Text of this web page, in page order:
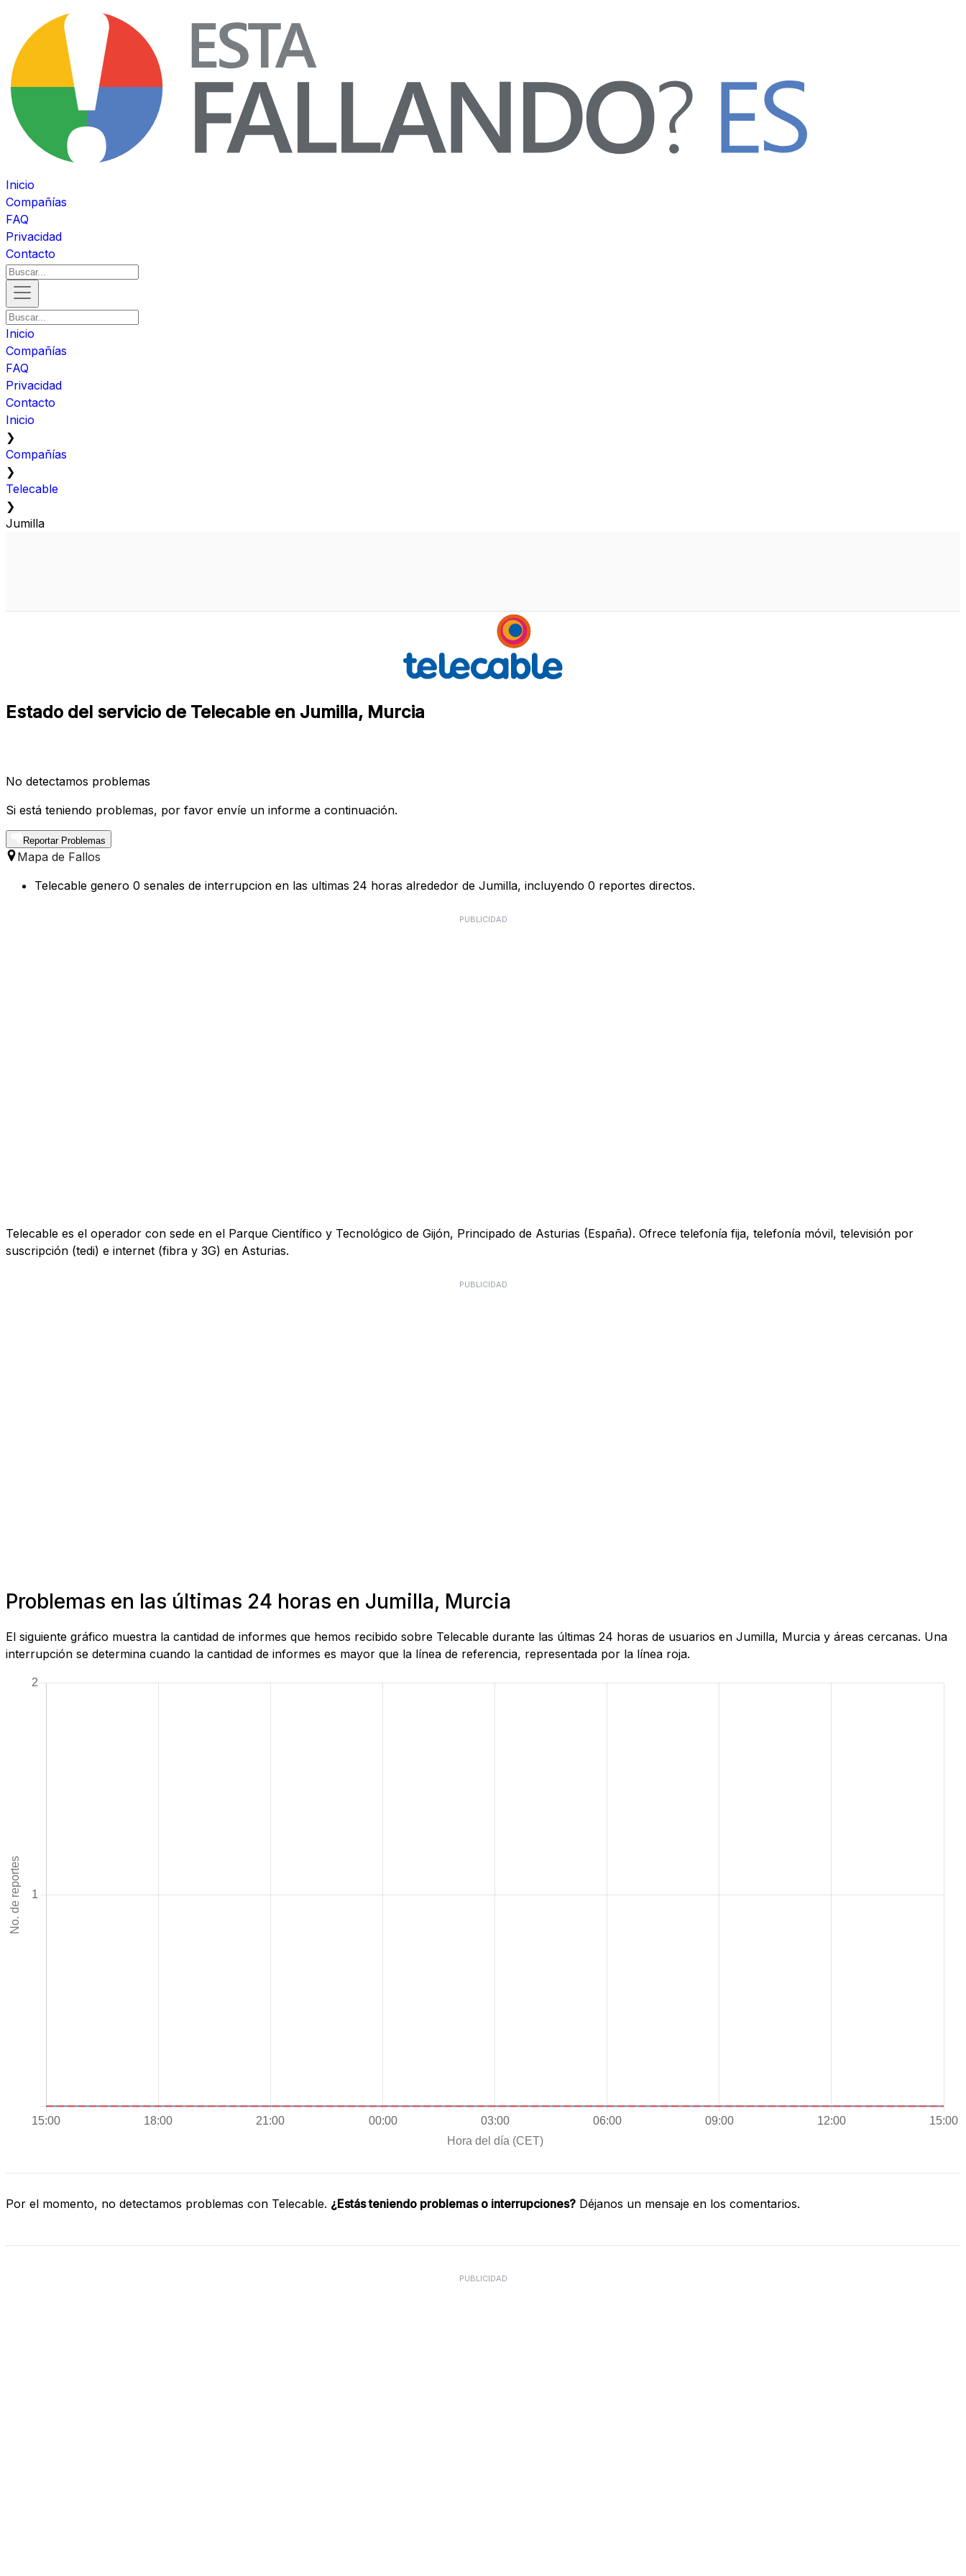
Inicio
Compañías
FAQ
Privacidad
Contacto
Inicio
Compañías
FAQ
Privacidad
Contacto
Inicio
❯
Compañías
❯
Telecable
❯
Jumilla
Estado del servicio de Telecable en Jumilla, Murcia
No detectamos problemas
Si está teniendo problemas, por favor envíe un informe a continuación.
Reportar Problemas
Mapa de Fallos
Telecable genero 0 senales de interrupcion en las ultimas 24 horas alrededor de Jumilla, incluyendo 0 reportes directos.
PUBLICIDAD
Telecable es el operador con sede en el Parque Científico y Tecnológico de Gijón, Principado de Asturias (España). Ofrece telefonía fija, telefonía móvil, televisión por
suscripción (tedi) e internet (fibra y 3G) en Asturias.
PUBLICIDAD
Problemas en las últimas 24 horas en Jumilla, Murcia
El siguiente gráfico muestra la cantidad de informes que hemos recibido sobre Telecable durante las últimas 24 horas de usuarios en Jumilla, Murcia y áreas cercanas. Una
interrupción se determina cuando la cantidad de informes es mayor que la línea de referencia, representada por la línea roja.
Por el momento, no detectamos problemas con Telecable. ¿Estás teniendo problemas o interrupciones? Déjanos un mensaje en los comentarios.
PUBLICIDAD